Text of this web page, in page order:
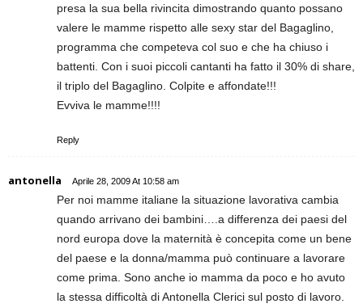
presa la sua bella rivincita dimostrando quanto possano
valere le mamme rispetto alle sexy star del Bagaglino,
programma che competeva col suo e che ha chiuso i
battenti. Con i suoi piccoli cantanti ha fatto il 30% di share,
il triplo del Bagaglino. Colpite e affondate!!!
Evviva le mamme!!!!
Reply
antonella Aprile 28, 2009 At 10:58 am
Per noi mamme italiane la situazione lavorativa cambia
quando arrivano dei bambini….a differenza dei paesi del
nord europa dove la maternità è concepita come un bene
del paese e la donna/mamma può continuare a lavorare
come prima. Sono anche io mamma da poco e ho avuto
la stessa difficoltà di Antonella Clerici sul posto di lavoro.